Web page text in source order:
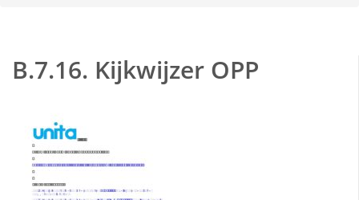
B.7.16. Kijkwijzer OPP